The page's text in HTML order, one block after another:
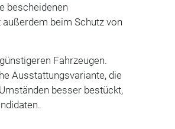
bescheidenen
beim Schutz von
Fahrzeugen.
Ausstattungsvariante, die
besser bestückt,